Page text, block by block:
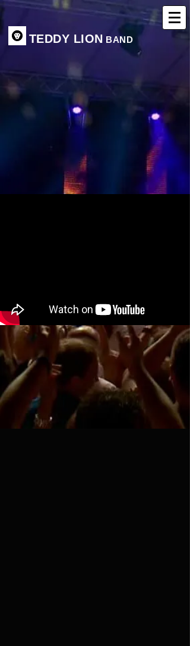
TEDDY LION BAND